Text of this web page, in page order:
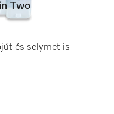
Two
és selymet is